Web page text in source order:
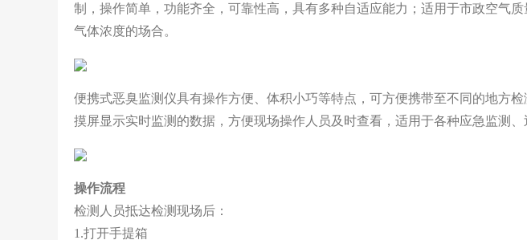
制，操作简单，功能齐全，可靠性高，具有多种自适应能力；适用于市政空气
气体浓度的场合。
便携式恶臭监测仪具有操作方便、体积小巧等特点，可方便携带至不同的地方
摸屏显示实时监测的数据，方便现场操作人员及时查看，适用于各种应急监测、
操作流程
检测人员抵达检测现场后：
1.打开手提箱